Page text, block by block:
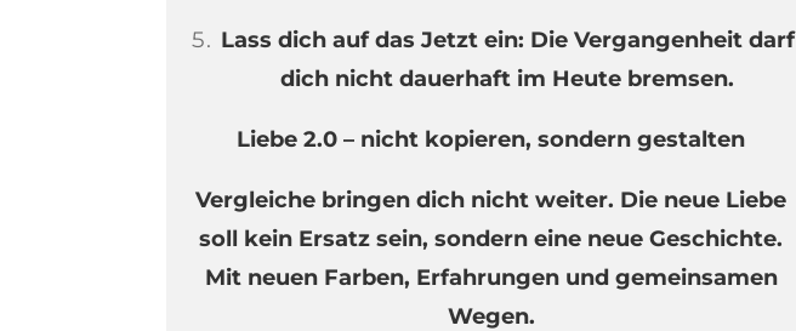
Lass dich auf das Jetzt ein: Die Vergangenheit darf
dich nicht dauerhaft im Heute bremsen.
Liebe 2.0 – nicht kopieren, sondern gestalten
Vergleiche bringen dich nicht weiter. Die neue Liebe
soll kein Ersatz sein, sondern eine neue Geschichte.
Mit neuen Farben, Erfahrungen und gemeinsamen
Wegen.